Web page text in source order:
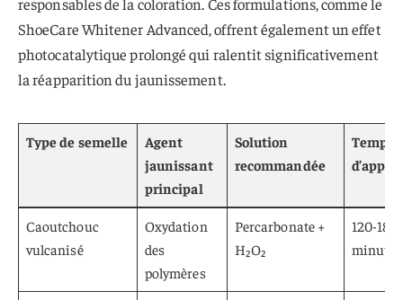
ShoeCare Whitener Advanced, offrent également un effet
photocatalytique prolongé qui ralentit significativement
la réapparition du jaunissement.
Type de semelle
Agent
jaunissant
principal
Solution
recommandée
Temps
Caoutchouc
vulcanisé
Oxydation
des
polymères
Percarbonate +
H₂O₂
120-180
minutes